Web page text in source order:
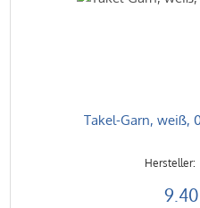
Takel-Garn, weiß,